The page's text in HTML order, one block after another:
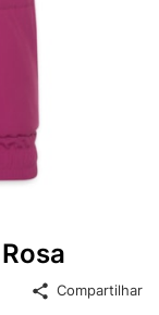
Compartilhar